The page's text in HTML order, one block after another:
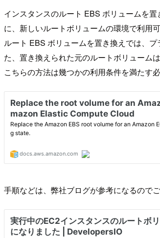
インスタンスのルート EBS ボリュームを
に、新しいルートボリュームの環境で利用可
ルート EBS ボリュームを置き換えでは、
た、置き換えられた元のルートボリューム
こちらの方法は幾つかの利用条件を満たす
手順などは、弊社ブログが参考になるのでご